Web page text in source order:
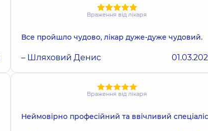
Враження від лікаря
Все пройшло чудово, лікар дуже-дуже чудовий.
– Шляховий Денис
Враження від лікаря
Неймовірно професійний та ввічливий